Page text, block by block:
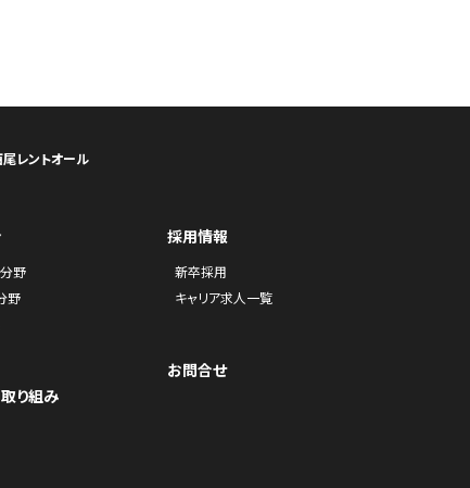
尾レントオール
野
野
り組み
採用情報
新卒採用
キャリア求人一覧
お問合せ